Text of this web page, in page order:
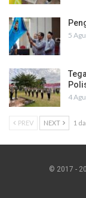
5
4
PREV NEXT 1
© 2017 -